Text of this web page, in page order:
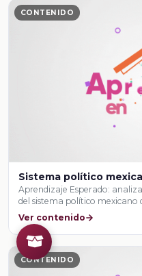
CONTENIDO
Sistema político
Aprendizaje Esperado:
del sistema político mexicano
Ver contenido
CONTENIDO